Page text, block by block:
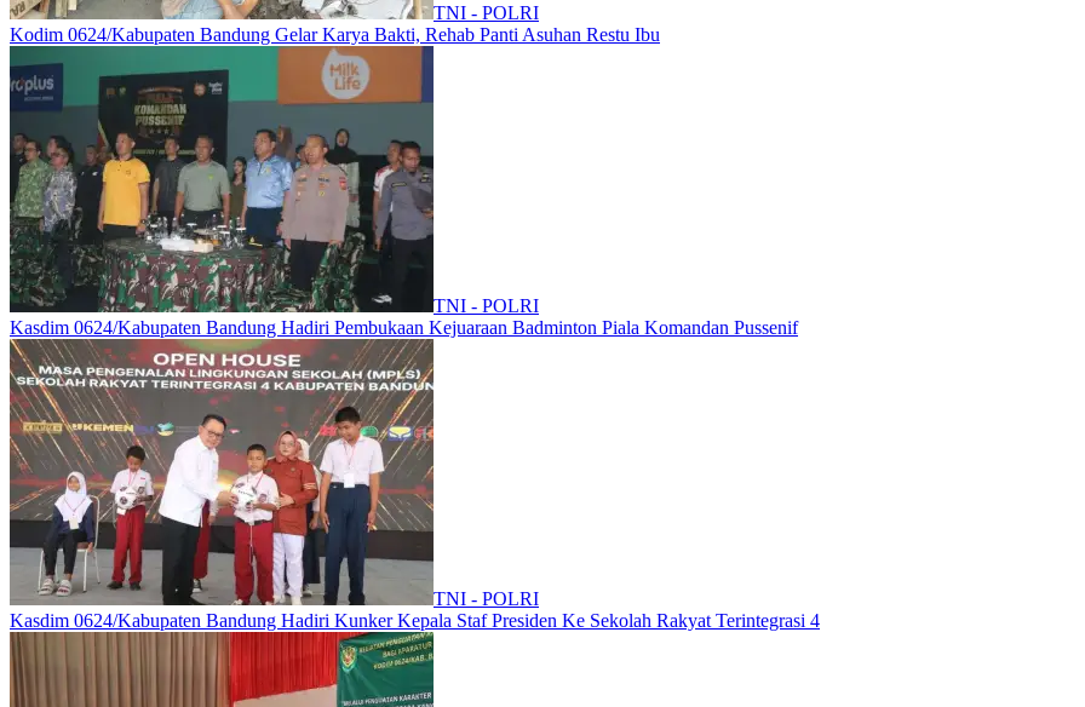
TNI - POLRI
Kodim 0624/Kabupaten Bandung Gelar Karya Bakti, Rehab Panti Asuhan Restu Ibu
TNI - POLRI
Kasdim 0624/Kabupaten Bandung Hadiri Pembukaan Kejuaraan Badminton Piala Komandan Pussenif
TNI - POLRI
Kasdim 0624/Kabupaten Bandung Hadiri Kunker Kepala Staf Presiden Ke Sekolah Rakyat Terintegrasi 4